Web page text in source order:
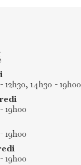
12h30, 14h30 - 19h00
19h00
19h00
19h00